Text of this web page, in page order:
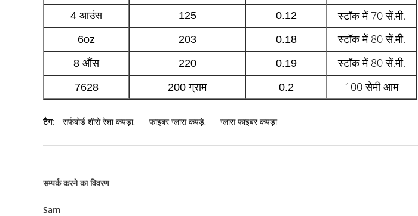
4 आउंस 125 0.12 स्टॉक में 70 सें.मी.
6oz 203 0.18 स्टॉक में 80 सें.मी.
8 औंस 220 0.19 स्टॉक में 80 सें.मी.
7628 200 ग्राम 0.2 100 सेमी आम
टैग: सर्फबोर्ड शीसे रेशा कपड़ा, फाइबर ग्लास कपड़े, ग्लास फाइबर कपड़ा
सम्पर्क करने का विवरण
Sam